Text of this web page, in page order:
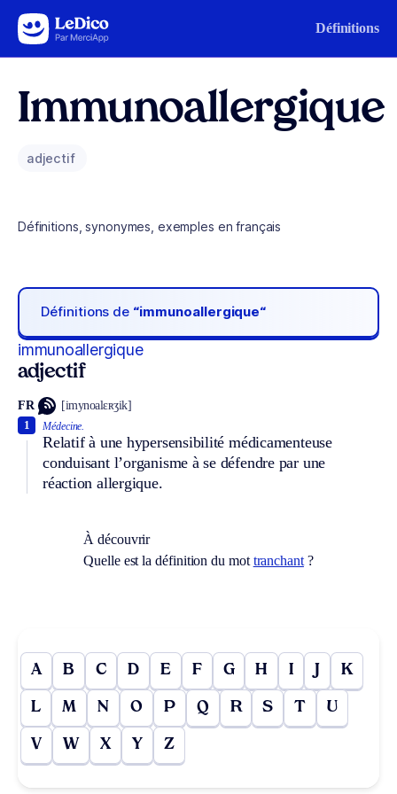
Aller au contenu Définitions
Immunoallergique
adjectif
Définitions, synonymes, exemples en français
Définitions de “immunoallergique“
immunoallergique
adjectif
FR [imynoalɛʀʒik]
Médecine.
Relatif à une hypersensibilité médicamenteuse
conduisant l’organisme à se défendre par une
réaction allergique.
1
À découvrir
Quelle est la définition du mot tranchant?
A B C D E F G H I J K
L M N O P Q R S T U
V W X Y Z